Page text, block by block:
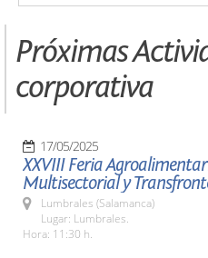
Próximas
corporativa
17/05/2025
XXVIII Feria
Multisectorial y
Lumbrales (Salamanca)
Lugar: Lumbrales.
Hora: 11:30 h.